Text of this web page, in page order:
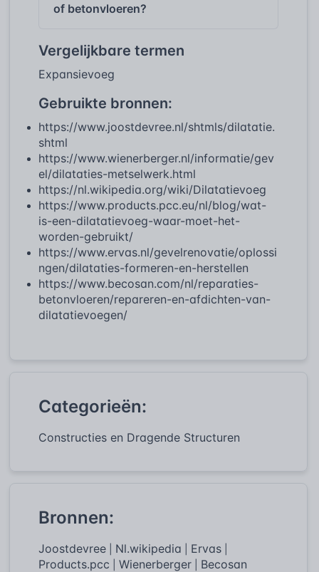
of betonvloeren?
Vergelijkbare termen
Expansievoeg
Gebruikte bronnen:
https://www.joostdevree.nl/shtmls/dilatatie.
shtml
https://www.wienerberger.nl/informatie/gev
el/dilataties-metselwerk.html
https://nl.wikipedia.org/wiki/Dilatatievoeg
https://www.products.pcc.eu/nl/blog/wat-
is-een-dilatatievoeg-waar-moet-het-
worden-gebruikt/
https://www.ervas.nl/gevelrenovatie/oplossi
ngen/dilataties-formeren-en-herstellen
https://www.becosan.com/nl/reparaties-
betonvloeren/repareren-en-afdichten-van-
dilatatievoegen/
Categorieën:
Constructies en Dragende Structuren
Bronnen:
Joostdevree Nl.wikipedia Ervas
Products.pcc Wienerberger Becosan